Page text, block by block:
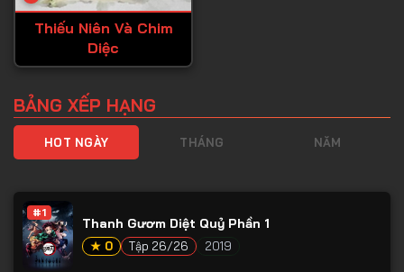
Thiếu Niên Và Chim
Diệc
BẢNG XẾP HẠNG
HOT NGÀY THÁNG NĂM
#1
Thanh Gươm Diệt Quỷ Phần 1
★ 0 Tập 26/26 2019